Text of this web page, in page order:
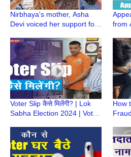
Nirbhaya's mother, Asha
Devi voiced her support for
Today
from
Voter Slip कैसे मिलेंगी? | Lok
Sabha Election 2024 | Voter
How